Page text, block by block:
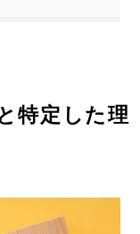
特定した理